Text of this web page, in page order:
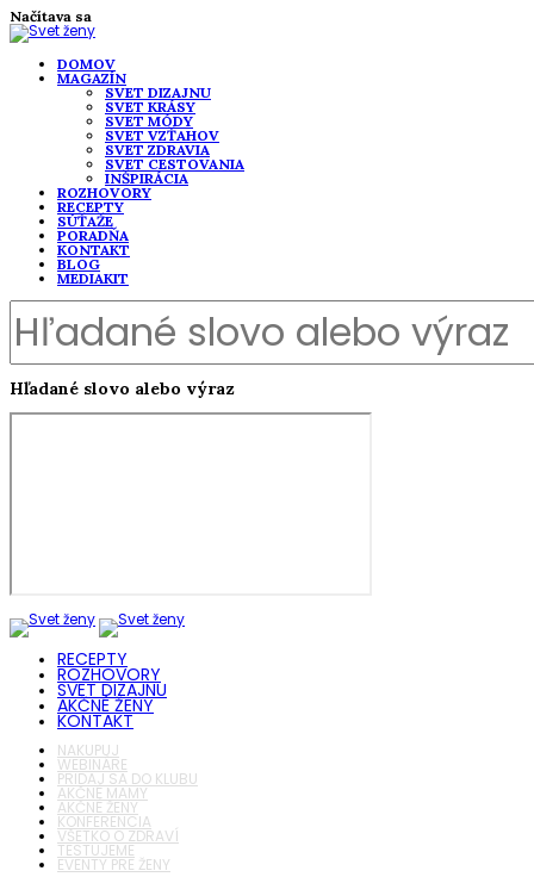
Načítava sa
DOMOV
MAGAZÍN
SVET DIZAJNU
SVET KRÁSY
SVET MÓDY
SVET VZŤAHOV
SVET ZDRAVIA
SVET CESTOVANIA
INŠPIRÁCIA
ROZHOVORY
RECEPTY
SÚŤAŽE
PORADŇA
KONTAKT
BLOG
MEDIAKIT
Hľadané slovo alebo výraz
RECEPTY
ROZHOVORY
SVET DIZAJNU
AKČNÉ ŽENY
KONTAKT
NAKUPUJ
WEBINÁRE
PRIDAJ SA DO KLUBU
AKČNÉ MAMY
AKČNÉ ŽENY
KONFERENCIA
VŠETKO O ZDRAVÍ
TESTUJEME
EVENTY PRE ŽENY